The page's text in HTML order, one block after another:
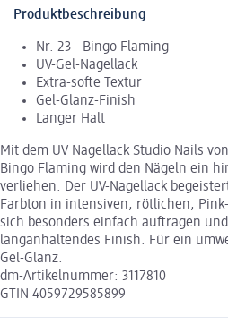
Produktbeschreibung
Nr. 23 - Bingo Flaming
UV-Gel-Nagellack
Extra-softe Textur
Gel-Glanz-Finish
Langer Halt
Mit dem UV Nagellack Studio Nails
Bingo Flaming wird den Nägeln ein
verliehen. Der UV-Nagellack
Farbton in intensiven, rötlichen,
sich besonders einfach auftragen
langanhaltendes Finish. Für ein
Gel-Glanz.
dm-Artikelnummer: 3117810
GTIN 4059729585899